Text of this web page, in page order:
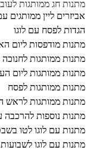
מתנות חג ממותגות
אביזרים ליין ממותגים
הגדות לפסח עם לוגו
מתנות מודפסות ליום
מתנות ממותגות לחנוכה
מתנות ממותגות ליום
מתנות ממותגות לפסח
מתנות ממותגות לראש
מתנות נוספות להרכבה
מתנות עם לוגו לטו
מתנות עם לוגו לשבועות